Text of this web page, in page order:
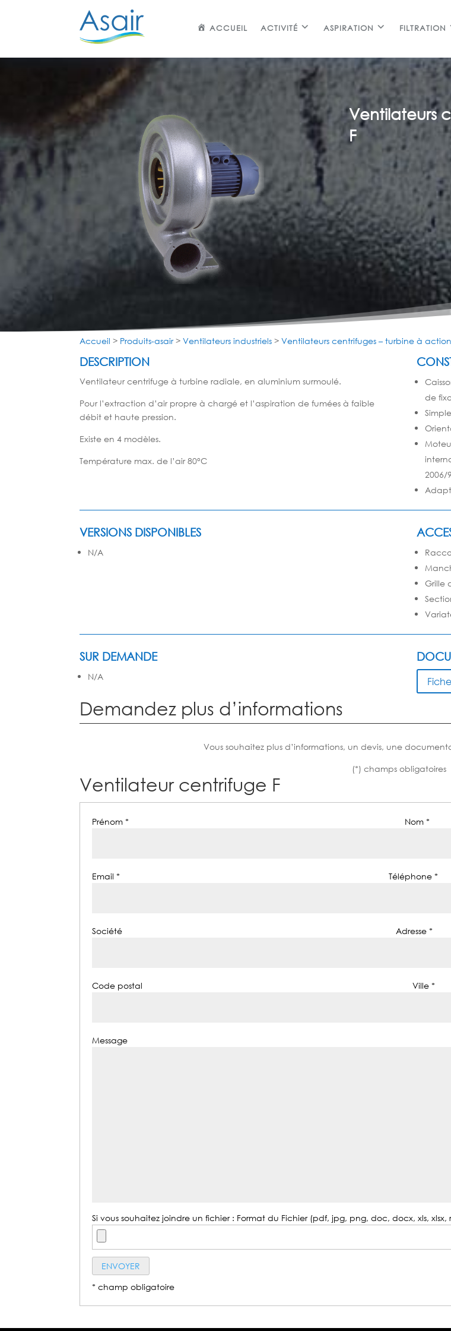
ACCUEIL ACTIVITÉ ASPIRATION FILTRATION
Ventilateurs
F
Accueil > Produits-asair>Ventilateurs industriels >Ventilateurs centrifuges – turbine à
DESCRIPTION
Ventilateur centrifuge à turbine radiale, en aluminium surmoulé.
Pour l’extraction d’air propre à chargé et l’aspiration de fumées à faible
débit et haute pression.
Existe en 4 modèles.
Température max. de l’air 80°C
de
2006/
VERSIONS DISPONIBLES
N/A
Grille
SUR DEMANDE
N/A
Demandez plus d’informations
Vous souhaitez plus d’informations, un devis, une
(*) champs obligatoires
Ventilateur centrifuge F
Prénom * Nom *
Email * Téléphone *
Société Adresse *
Code postal Ville *
Message
Si vous souhaitez joindre un fichier : Format du Fichier (pdf, jpg, png, doc, docx, xls, xlsx,
* champ obligatoire